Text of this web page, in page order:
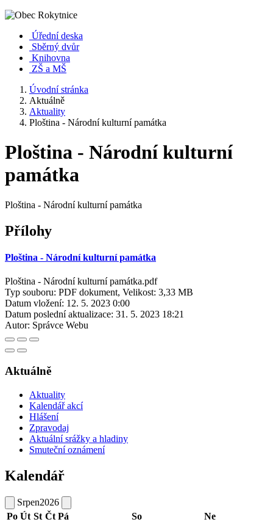
Úřední deska
Sběrný dvůr
Knihovna
ZŠ a MŠ
Úvodní stránka
Aktuálně
Aktuality
Ploština - Národní kulturní památka
Ploština - Národní kulturní
památka
Ploština - Národní kulturní památka
Přílohy
Ploština - Národní kulturní památka
Ploština - Národní kulturní památka.pdf
Typ souboru: PDF dokument, Velikost: 3,33 MB
Datum vložení: 12. 5. 2023 0:00
Datum poslední aktualizace: 31. 5. 2023 18:21
Autor: Správce Webu
Aktuálně
Aktuality
Kalendář akcí
Hlášení
Zpravodaj
Aktuální srážky a hladiny
Smuteční oznámení
Kalendář
Srpen2026
Po Út St Čt Pá So
Ne